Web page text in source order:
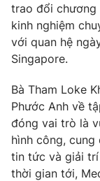
Chuyên mục khác
Emagazine
Video
VTV Money
trao đổi chương
kinh nghiệm
với quan hệ
Singapore.
Bà Tham Loke
Phước Anh về
đóng vai trò là
hình công,
tin tức và giải trí
thời gian tới,